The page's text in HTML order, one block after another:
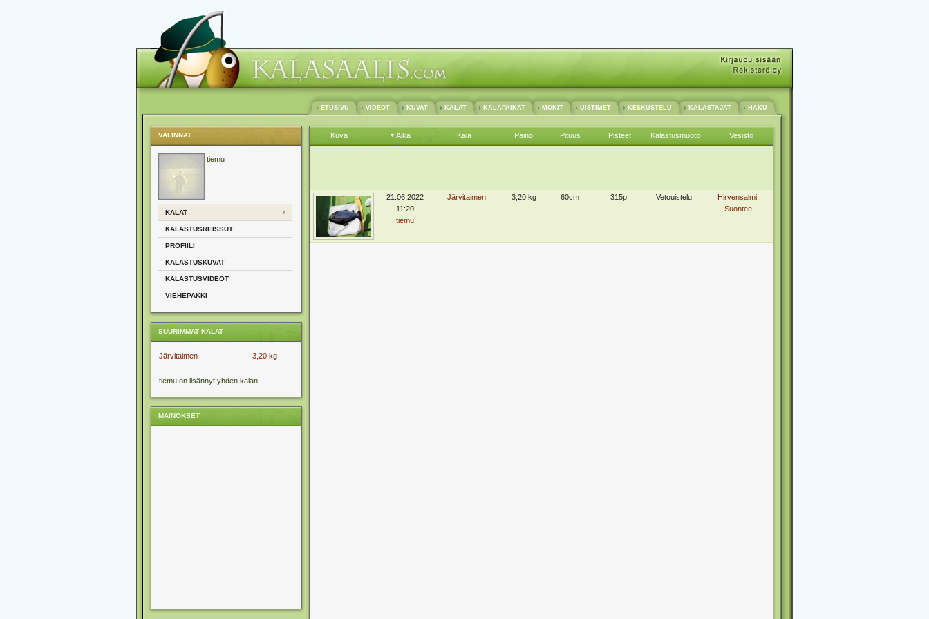
ETUSIVU VIDEOT KUVAT KALAT KALAPAIKAT MÖKIT UISTIMET KESKUSTELU KALASTAJAT HAKU
VALINNAT
tiemu
KALAT
KALASTUSREISSUT
PROFIILI
KALASTUSKUVAT
KALASTUSVIDEOT
VIEHEPAKKI
SUURIMMAT KALAT
Järvitaimen 3,20 kg
tiemu on lisännyt yhden kalan
MAINOKSET
Kuva Aika Kala Paino Pituus Pisteet Kalastusmuoto Vesistö
21.06.2022
11:20
tiemu
Järvitaimen 3,20 kg 60cm 315p Vetouistelu
Hirvensalmi,
Suontee